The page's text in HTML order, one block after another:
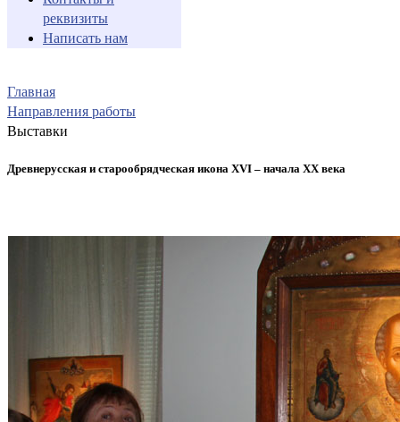
реквизиты
Написать нам
Главная
Направления работы
Выставки
Древнерусская и старообрядческая икона XVI – начала XX века